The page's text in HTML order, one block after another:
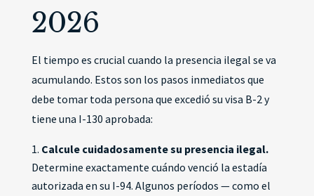
2026
El tiempo es crucial cuando la presencia ilegal se va
acumulando. Estos son los pasos inmediatos que
debe tomar toda persona que excedió su visa B-2 y
tiene una I-130 aprobada:
Calcule cuidadosamente su presencia ilegal.
Determine exactamente cuándo venció la estadía
autorizada en su I-94. Algunos períodos — como el